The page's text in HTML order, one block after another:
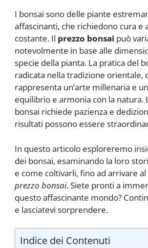
I bonsai sono delle piante
affascinanti, che richiedono cura e
costante. Il prezzo bonsai può
notevolmente in base alle
specie della pianta. La pratica del
radicata nella tradizione orientale,
rappresenta un’arte millenaria e
equilibrio e armonia con la natura.
bonsai richiede pazienza e
risultati possono essere
In questo articolo esploreremo
dei bonsai, esaminando la loro
e come coltivarli, fino ad arrivare
prezzo bonsai. Siete pronti a
questo affascinante mondo?
e lasciatevi sorprendere.
Indice dei Contenuti